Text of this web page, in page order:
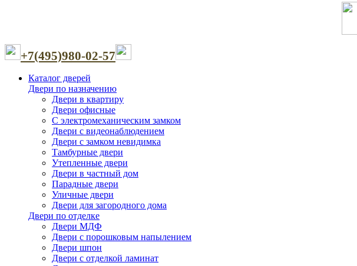
+7(495)980-02-57
Каталог дверей
Двери по назначению
Двери в квартиру
Двери офисные
С электромеханическим замком
Двери с видеонаблюдением
Двери с замком невидимка
Тамбурные двери
Утепленные двери
Двери в частный дом
Парадные двери
Уличные двери
Двери для загородного дома
Двери по отделке
Двери МДФ
Двери с порошковым напылением
Двери шпон
Двери с отделкой ламинат